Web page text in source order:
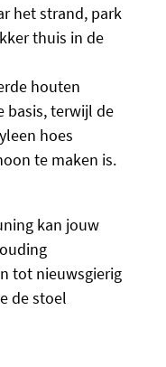
het strand, park
thuis in de
houten
basis, terwijl de
hoes
te maken is.
kan jouw
tot nieuwsgierig
de stoel